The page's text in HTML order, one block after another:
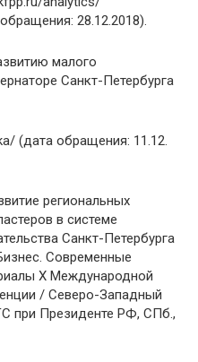
28.12.2018).
малого
Санкт-Петербурга
(дата обращения: 11.12.
региональных
в системе
Санкт-Петербурга
Современные
X Международной
/ Северо-Западный
при Президенте РФ, СПб.,